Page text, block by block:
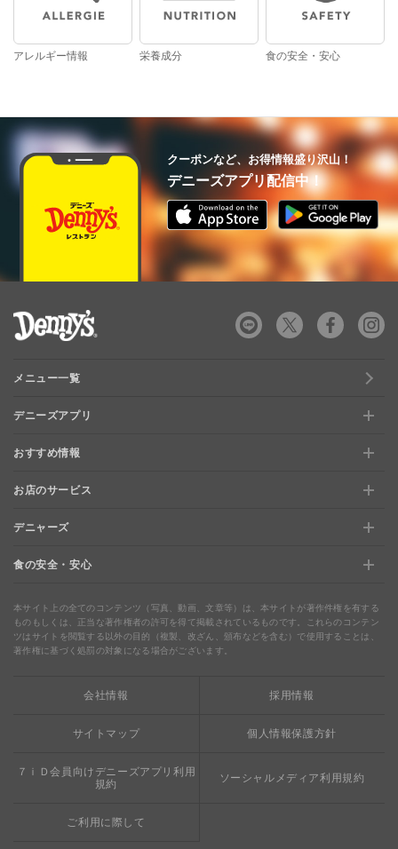
アレルギー情報 栄養成分 食の安全・安心
クーポンなど、お得情報盛り沢山！
デニーズアプリ配信中！
メニュー一覧
デニーズアプリ
新規登録、移行方法について
特典と交換できる！「デニーズポイント」
ステージアップでさらにお得！「ぷに」
最新情報をチェック
おすすめ情報
おすすめ情報
【店舗限定】ドキドキくじ
夏のデニーズめぐり
ウェルネス
完全メシ
お店のサービス
お店のサービス
地域の使える商品券＆子育て支援サービス
ブルーシーフード
ドリンクバー1杯お持ち帰り
デニャーズ
デニャーズ
わくわくファイル
デニャーズまんが
食の安全・安心
食の安全・安心
食の安全・安心への取り組み
本サイト上の全てのコンテンツ（写真、動画、文章等）は、本サイトが著作件権を有する
ものもしくは、正当な著作権者の許可を得て掲載されているものです。これらのコンテン
ツはサイトを閲覧する以外の目的（複製、改ざん、頒布などを含む）で使用することは、
著作権に基づく処罰の対象になる場合がございます。
会社情報 採用情報
サイトマップ 個人情報保護方針
７ｉＤ会員向けデニーズアプリ利用
規約
ソーシャルメディア利用規約
ご利用に際して